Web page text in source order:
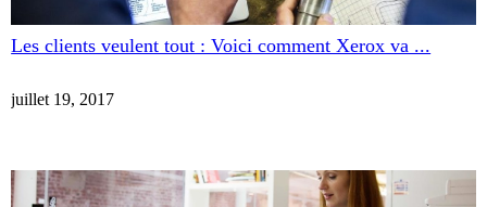
Les clients veulent tout : Voici comment Xerox va ...
juillet 19, 2017